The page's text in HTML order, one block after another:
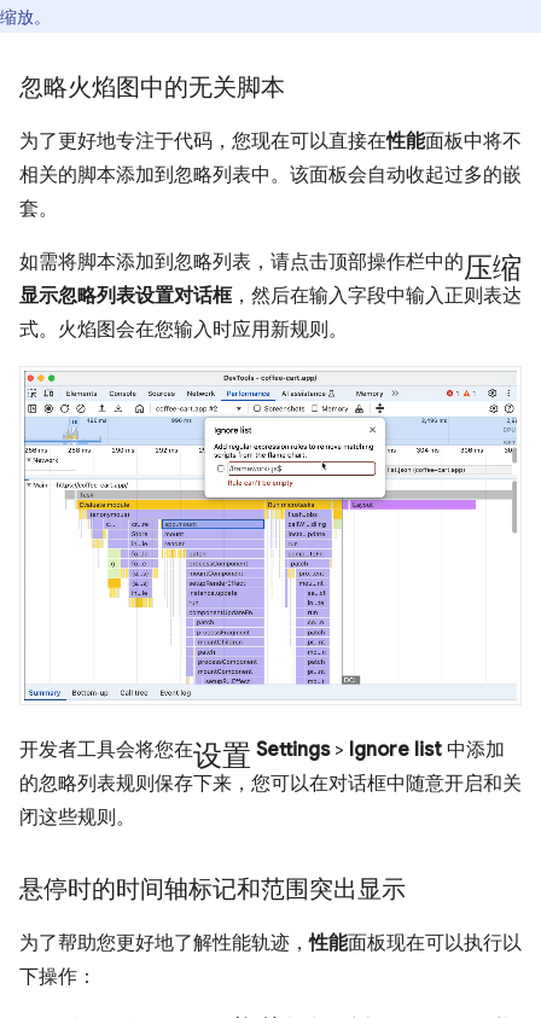
缩放。
忽略火焰图中的无关脚本
为了更好地专注于代码，您现在可以直接在性能面板中将不
相关的脚本添加到忽略列表中。该面板会自动收起过多的嵌
套。
如需将脚本添加到忽略列表，请点击顶部操作栏中的 压缩
显示忽略列表设置对话框，然后在输入字段中输入正则表达
式。火焰图会在您输入时应用新规则。
开发者工具会将您在设置 Settings> Ignore list 中添加
的忽略列表规则保存下来，您可以在对话框中随意开启和关
闭这些规则。
悬停时的时间轴标记和范围突出显示
为了帮助您更好地了解性能轨迹，性能面板现在可以执行以
下操作：